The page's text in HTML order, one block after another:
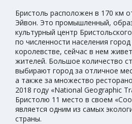
Бристоль расположен в 170 км
Эйвон. Это промышленный,
культурный центр
по численности населения
королевстве, сейчас в нем
жителей. Большое количество
выбирают город за отличное
а также за множество
2018 году «National Geographic
Бристолю 11 место в своем
является одним из самых
страны.